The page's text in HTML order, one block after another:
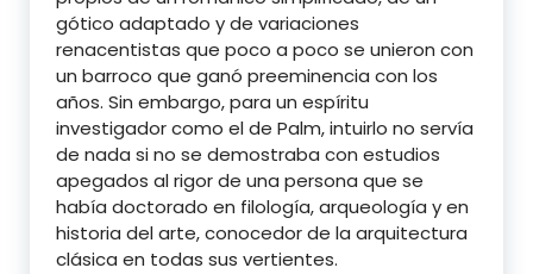
gótico adaptado y de variaciones
renacentistas que poco a poco se unieron con
un barroco que ganó preeminencia con los
años. Sin embargo, para un espíritu
investigador como el de Palm, intuirlo no servía
de nada si no se demostraba con estudios
apegados al rigor de una persona que se
había doctorado en filología, arqueología y en
historia del arte, conocedor de la arquitectura
clásica en todas sus vertientes.